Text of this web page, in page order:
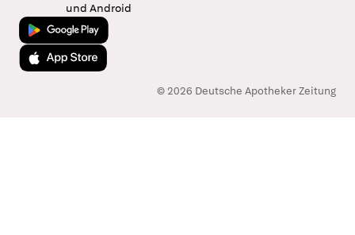
und Android
Jetzt bei Google Play
Laden im App Store
© 2026 Deutsche Apotheker Zeitung